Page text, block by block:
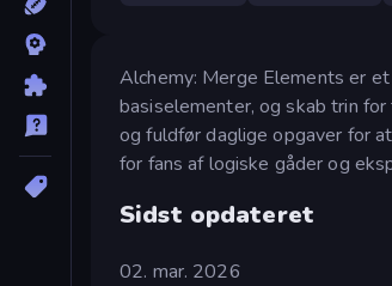
Alchemy: Merge Elements er
basiselementer, og skab trin
og fuldfør daglige opgaver for
for fans af logiske gåder og
Sidst opdateret
02. mar. 2026